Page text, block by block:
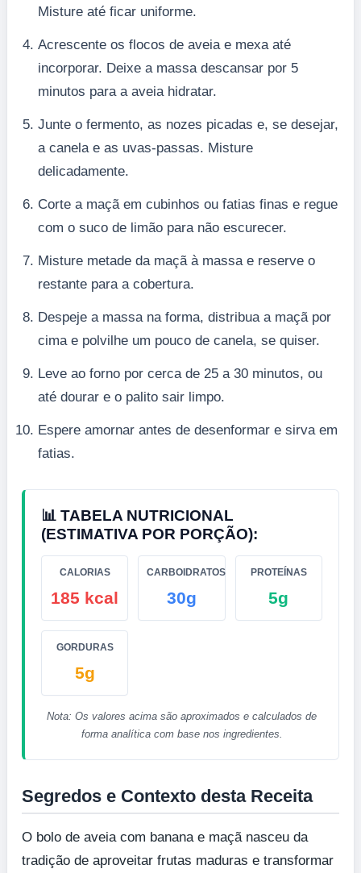
Misture até ficar uniforme.
Acrescente os flocos de aveia e mexa até
incorporar. Deixe a massa descansar por 5
minutos para a aveia hidratar.
Junte o fermento, as nozes picadas e, se desejar,
a canela e as uvas-passas. Misture
delicadamente.
Corte a maçã em cubinhos ou fatias finas e regue
com o suco de limão para não escurecer.
Misture metade da maçã à massa e reserve o
restante para a cobertura.
Despeje a massa na forma, distribua a maçã por
cima e polvilhe um pouco de canela, se quiser.
Leve ao forno por cerca de 25 a 30 minutos, ou
até dourar e o palito sair limpo.
Espere amornar antes de desenformar e sirva em
fatias.
📊 TABELA NUTRICIONAL
(ESTIMATIVA POR PORÇÃO):
CALORIAS
185 kcal
CARBOIDRATOS
30g
PROTEÍNAS
5g
GORDURAS
5g
Nota: Os valores acima são aproximados e calculados de
forma analítica com base nos ingredientes.
Segredos e Contexto desta Receita
O bolo de aveia com banana e maçã nasceu da
tradição de aproveitar frutas maduras e transformar